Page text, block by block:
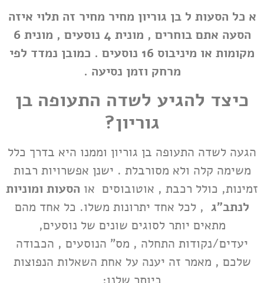
א כל הסעות ל בן גוריון מחיר מחיר זה תלוי איזה
הסעה אתם בוחרים , מונית 4 נוסעים , מונית 6
מקומות או מיניבוס 16 נוסעים . כמובן נמדד לפי
מרחק וזמן נסיעה .
כיצד להגיע לשדה התעופה בן
גוריון?
הגעה לשדה התעופה בן גוריון וממנו היא בדרך כלל
משימה קלה ולא מסורבלת . ישנן אפשרויות רבות
זמינות, כולל רכבת , אוטובוסים או הסעות ומוניות
לנתב"ג , לכל אחד יתרונות משלו. כל אחד מהם
מתאים יותר לסוגים שונים של נוסעים,
יעדים/נקודות התחלה , מס" הנוסעים , הכבודה
שלכם , מאמר זה יענה על אחת השאלות הנפוצות